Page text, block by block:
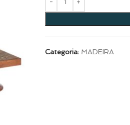
Categoria: MADEIRA